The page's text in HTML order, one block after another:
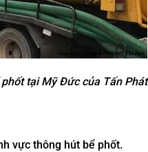
tại Mỹ Đức của Tấn Phát
vực thông hút bể phốt.